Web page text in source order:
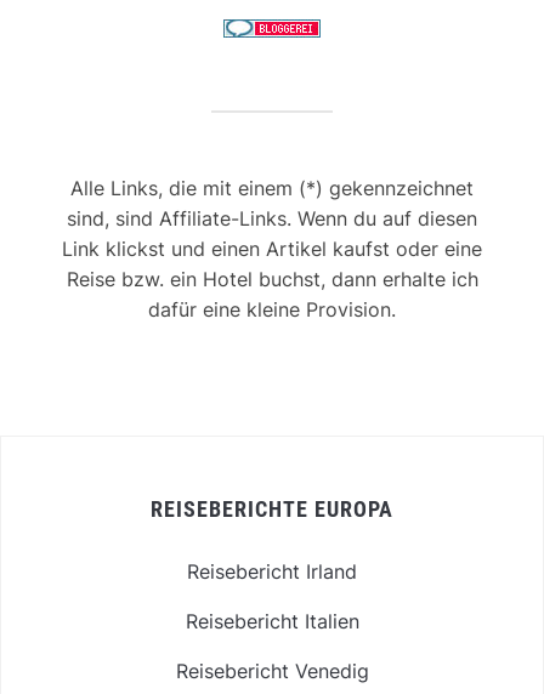
Alle Links, die mit einem (*) gekennzeichnet
sind, sind Affiliate-Links. Wenn du auf diesen
Link klickst und einen Artikel kaufst oder eine
Reise bzw. ein Hotel buchst, dann erhalte ich
dafür eine kleine Provision.
REISEBERICHTE EUROPA
Reisebericht Irland
Reisebericht Italien
Reisebericht Venedig